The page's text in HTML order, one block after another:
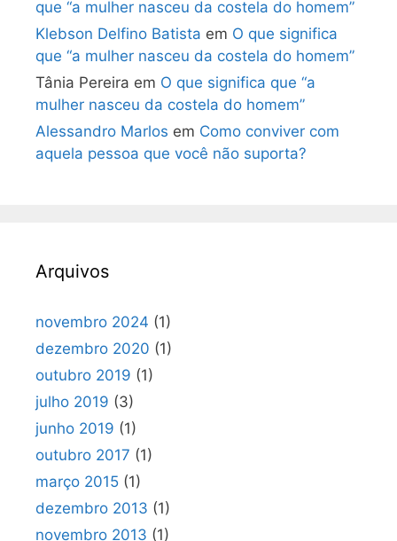
que “a mulher nasceu da costela do homem”
Klebson Delfino Batista em O que significa
que “a mulher nasceu da costela do homem”
Tânia Pereira em O que significa que “a
mulher nasceu da costela do homem”
Alessandro Marlos em Como conviver com
aquela pessoa que você não suporta?
Arquivos
novembro 2024 (1)
dezembro 2020 (1)
outubro 2019 (1)
julho 2019 (3)
junho 2019 (1)
outubro 2017 (1)
março 2015 (1)
dezembro 2013 (1)
novembro 2013 (1)